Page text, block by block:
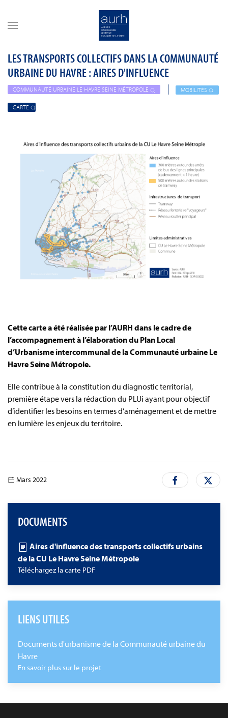
LES TRANSPORTS COLLECTIFS DANS LA COMMUNAUTÉ
URBAINE DU HAVRE : AIRES D'INFLUENCE
COMMUNAUTÉ URBAINE LE HAVRE SEINE MÉTROPOLE MOBILITÉS
CARTE
Cette carte a été réalisée par l’AURH dans le cadre de
l’accompagnement à l’élaboration du Plan Local
d’Urbanisme intercommunal de la Communauté urbaine Le
Havre Seine Métropole.
Elle contribue à la constitution du diagnostic territorial,
première étape vers la rédaction du PLUi ayant pour objectif
d’identifier les besoins en termes d’aménagement et de mettre
en lumière les enjeux du territoire.
Mars 2022
DOCUMENTS
Aires d'influence des transports collectifs urbains
de la CU Le Havre Seine Métropole
Téléchargez la carte PDF
LIENS UTILES
Documents d'urbanisme de la Communauté urbaine du
Havre
En savoir plus sur le projet